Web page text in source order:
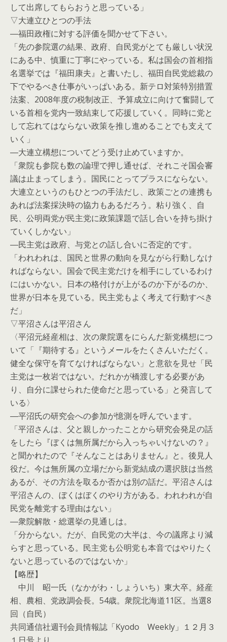
して出席してもらおうと思っている」
▽大連立ひとつの手法
―福田政権に対する評価を聞かせて下さい。
「先の参院選の結果、政府、自民党がとても厳しい状況
にある中、慎重に丁寧にやっている。私は国会の首相指
名選挙では『福田康夫』と書いたし、福田自民党総裁の
下でやるべき仕事がいっぱいある。新テロ対策特別措置
法案、2008年度の税制改正、予算成立に向けて奮闘して
いる首相を党内一致結束して応援していく。同時に党と
して忘れてはならない政策を推し進めることでも支えて
いく」
―大連立構想についてどう受け止めていますか。
「衆院も参院も数の論理で押し通せば、それこそ国会審
議は止まってしまう。国民にとってプラスにならない。
大連立というのもひとつの手法だし、政策ごとの連携も
あれば法案採決時の協力もあるだろう。粘り強く、自
民、公明両党が民主党に政策課題で話し合いを持ち掛け
ていくしかない」
―民主党は政府、与党との話し合いに否定的です。
「われわれは、国民と世界の動向を見ながら行動しなけ
ればならない。国会で民主党だけを相手にしているわけ
にはいかない。日本の格付けが上がるのか下がるのか、
世界が日本を見ている。民主党もよく考えて行動すべき
だ」
▽平沼さんは平沼さん
〈平沼元経産相は、次の衆院選をにらんだ新党構想につ
いて「『期待する』というメールをたくさんいただく。
健全な保守を育てなければならない」と意欲を見せ「民
主党は一枚岩ではない。だれかが橋渡しする必要があ
り、自分に課せられた使命だと思っている」と発言して
いる〉
―平沼氏の研究会への参加が憶測を呼んでいます。
「平沼さんは、父と親しかったことから研究会発足の話
をしたら『ぼくは無所属だから入っちゃいけないの？』
と聞かれたので『そんなことはありません』と。後見人
役だ。今は無所属の立場だから新党結成の選択肢は当然
あるが、その方法を取るか否かは別の話だ。平沼さんは
平沼さんの、ぼくはぼくのやり方がある。われわれが自
民党を離党する理由はない」
―衆院解散・総選挙の見通しは。
「分からない。だが、自民党の大半は、今の議席より減
らすと思っている。民主党も公明党も本音ではやりたく
ないと思っているのではないか」
【略歴】
中川 昭一氏（なかがわ・しょういち）東大卒。経産
相、農相、党政調会長。54歳。衆院北海道11区。当選8
回（自民）
共同通信社週刊会員情報誌「Kyodo Weekly」１２月３